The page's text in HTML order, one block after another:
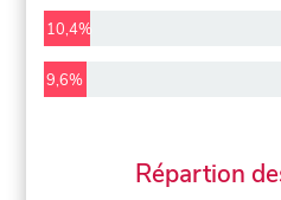
10,4%
9,6%
Répartion